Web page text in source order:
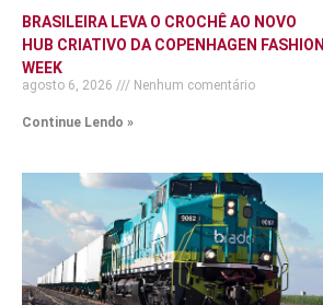
BRASILEIRA LEVA O CROCHÊ AO NOVO
HUB CRIATIVO DA COPENHAGEN FASHION
WEEK
agosto 6, 2026 Nenhum comentário
Continue Lendo »